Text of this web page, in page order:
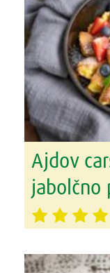
Ajdov
jabolčno